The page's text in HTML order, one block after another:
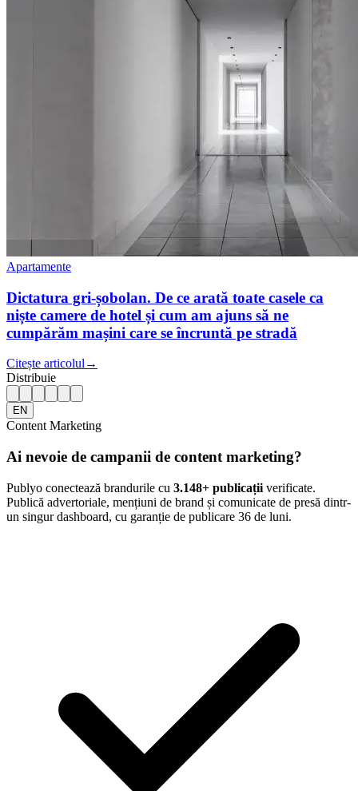
Apartamente
Dictatura gri-șobolan. De ce arată toate casele ca
niște camere de hotel și cum am ajuns să ne
cumpărăm mașini care se încruntă pe stradă
Citește articolul →
Distribuie
EN
Content Marketing
Ai nevoie de campanii de content marketing?
Publyo conectează brandurile cu 3.148+ publicații verificate.
Publică advertoriale, mențiuni de brand și comunicate de presă dintr-
un singur dashboard, cu garanție de publicare 36 de luni.